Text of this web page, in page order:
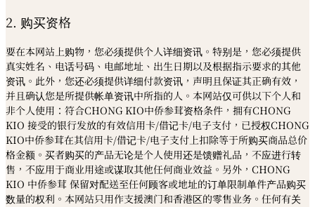
2. 购买资格
要在本网站上购物，您必须提供个人详细资讯。特别是，您必须提供
真实姓名、电话号码、电邮地址、出生日期以及根据指示要求的其他
资讯。此外，您还必须提供详细付款资讯，声明且保证其正确有效，
并且确认您是所提供帐单资讯中所指的人。本网站仅可供以下个人和
非个人使用：符合CHONG KIO中侨参茸资格条件，拥有CHONG
KIO 接受的银行发放的有效信用卡/借记卡/电子支付，已授权CHONG
KIO中侨参茸在其信用卡/借记卡/电子支付上扣除等于所购买商品总价
格金额。买者购买的产品无论是个人使用还是馈赠礼品，不应进行转
售，不应用于商业用途或谋取其他任何商业效益。另外，CHONG
KIO 中侨参茸 保留对配送至任何顾客或地址的订单限制单件产品购买
数量的权利。本网站只用作支援澳门和香港区的零售业务。任何有关